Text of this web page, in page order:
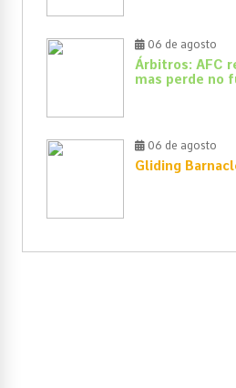
06 de agosto
Árbitros: AFC
mas perde no
06 de agosto
Gliding